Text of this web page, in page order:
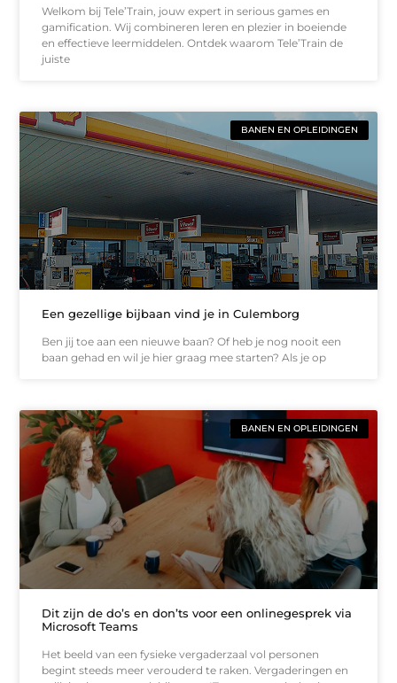
Welkom bij Tele’Train, jouw expert in serious games en
gamification. Wij combineren leren en plezier in boeiende
en effectieve leermiddelen. Ontdek waarom Tele’Train de
juiste
BANEN EN OPLEIDINGEN
Een gezellige bijbaan vind je in Culemborg
Ben jij toe aan een nieuwe baan? Of heb je nog nooit een
baan gehad en wil je hier graag mee starten? Als je op
BANEN EN OPLEIDINGEN
Dit zijn de do’s en don’ts voor een onlinegesprek via
Microsoft Teams
Het beeld van een fysieke vergaderzaal vol personen
begint steeds meer verouderd te raken. Vergaderingen en